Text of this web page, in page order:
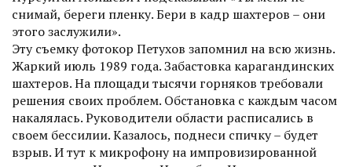
снимай, береги пленку. Бери в кадр шахтеров – они
этого заслужили».
Эту съемку фотокор Петухов запомнил на всю жизнь.
Жаркий июль 1989 года. Забастовка карагандинских
шахтеров. На площади тысячи горняков требовали
решения своих проблем. Обстановка с каждым часом
накалялась. Руководители области расписались в
своем бессилии. Казалось, поднеси спичку – будет
взрыв. И тут к микрофону на импровизированной